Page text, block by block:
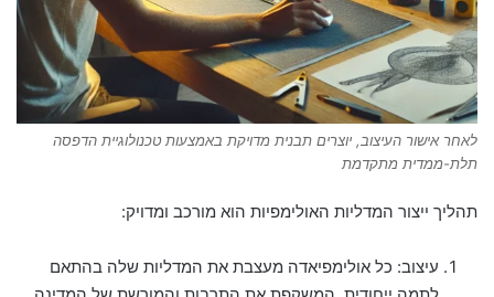
לאחר אישור העיצוב, יוצרים תבנית מדויקת באמצעות טכנולוגיית הדפסה
תלת-ממדית מתקדמת
תהליך ייצור המדליות האולימפיות הוא מורכב ומדויק:
עיצוב: כל אולימפיאדה מעצבת את המדליות שלה בהתאם